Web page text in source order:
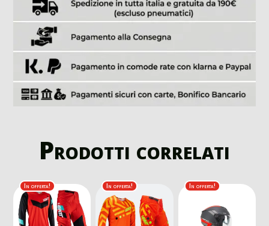
Prodotti correlati
In offerta! In offerta! In offerta!